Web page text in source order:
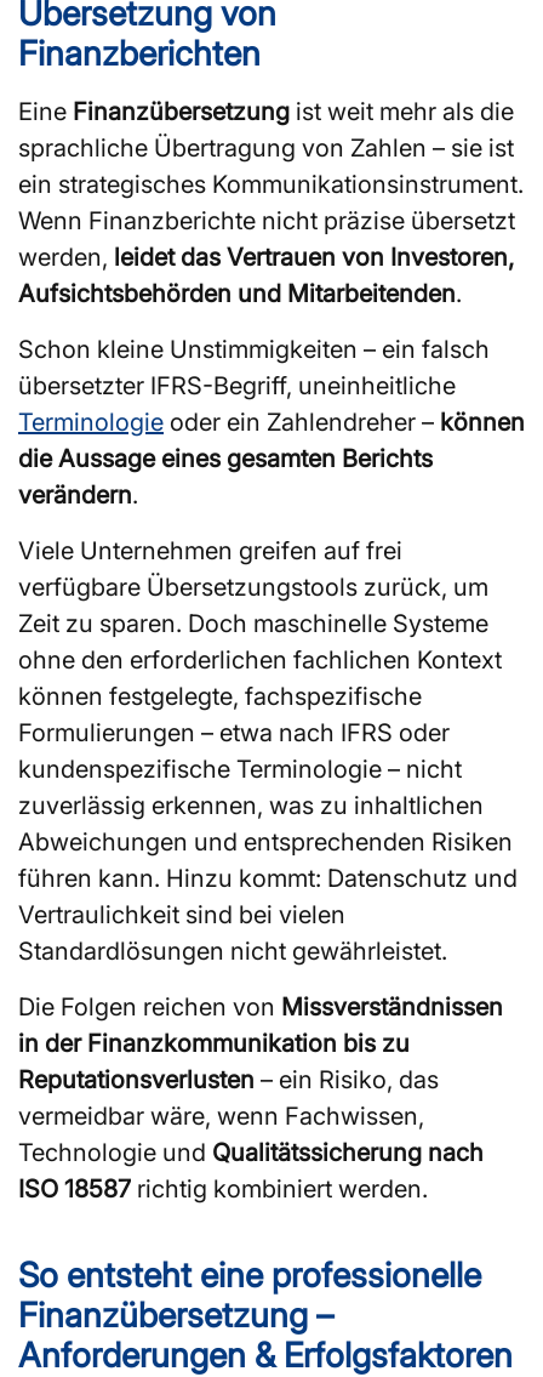
Übersetzung von
Finanzberichten
Eine Finanzübersetzung ist weit mehr als die
sprachliche Übertragung von Zahlen – sie ist
ein strategisches Kommunikationsinstrument.
Wenn Finanzberichte nicht präzise übersetzt
werden, leidet das Vertrauen von Investoren,
Aufsichtsbehörden und Mitarbeitenden.
Schon kleine Unstimmigkeiten – ein falsch
übersetzter IFRS-Begriff, uneinheitliche
Terminologie oder ein Zahlendreher – können
die Aussage eines gesamten Berichts
verändern.
Viele Unternehmen greifen auf frei
verfügbare Übersetzungstools zurück, um
Zeit zu sparen. Doch maschinelle Systeme
ohne den erforderlichen fachlichen Kontext
können festgelegte, fachspezifische
Formulierungen – etwa nach IFRS oder
kundenspezifische Terminologie – nicht
zuverlässig erkennen, was zu inhaltlichen
Abweichungen und entsprechenden Risiken
führen kann. Hinzu kommt: Datenschutz und
Vertraulichkeit sind bei vielen
Standardlösungen nicht gewährleistet.
Die Folgen reichen von Missverständnissen
in der Finanzkommunikation bis zu
Reputationsverlusten – ein Risiko, das
vermeidbar wäre, wenn Fachwissen,
Technologie und Qualitätssicherung nach
ISO 18587 richtig kombiniert werden.
So entsteht eine professionelle
Finanzübersetzung –
Anforderungen & Erfolgsfaktoren